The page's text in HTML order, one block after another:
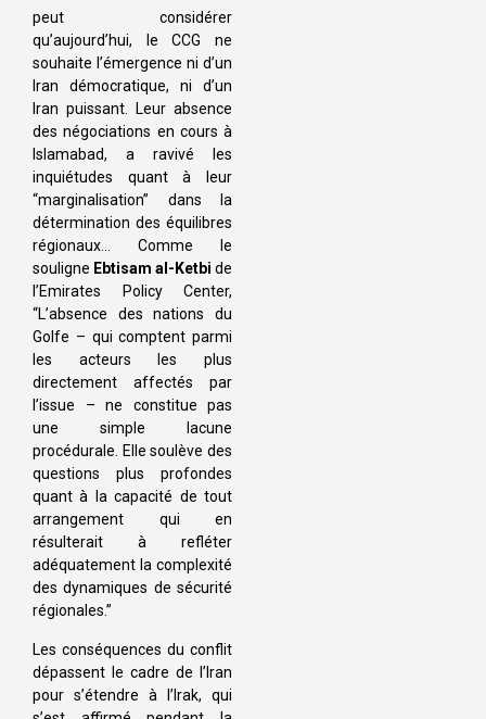
peut considérer
qu’aujourd’hui, le CCG ne
souhaite l’émergence ni d’un
Iran démocratique, ni d’un
Iran puissant. Leur absence
des négociations en cours à
Islamabad, a ravivé les
inquiétudes quant à leur
“marginalisation” dans la
détermination des équilibres
régionaux… Comme le
souligne Ebtisam al-Ketbi de
l’Emirates Policy Center,
“L’absence des nations du
Golfe – qui comptent parmi
les acteurs les plus
directement affectés par
l’issue – ne constitue pas
une simple lacune
procédurale. Elle soulève des
questions plus profondes
quant à la capacité de tout
arrangement qui en
résulterait à refléter
adéquatement la complexité
des dynamiques de sécurité
régionales.”
Les conséquences du conflit
dépassent le cadre de l’Iran
pour s’étendre à l’Irak, qui